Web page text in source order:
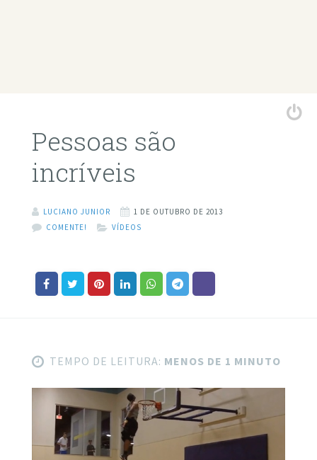
Pessoas são
incríveis
LUCIANO JUNIOR
1 DE OUTUBRO DE 2013
COMENTE!
VÍDEOS
TEMPO DE LEITURA: MENOS DE 1 MINUTO